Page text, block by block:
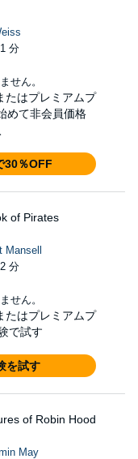
分
せん。
たはプレミアムプ
めて非会員価格
30％OFF
of Pirates
Mansell
分
せん。
たはプレミアムプ
で試す
を試す
of Robin Hood
May